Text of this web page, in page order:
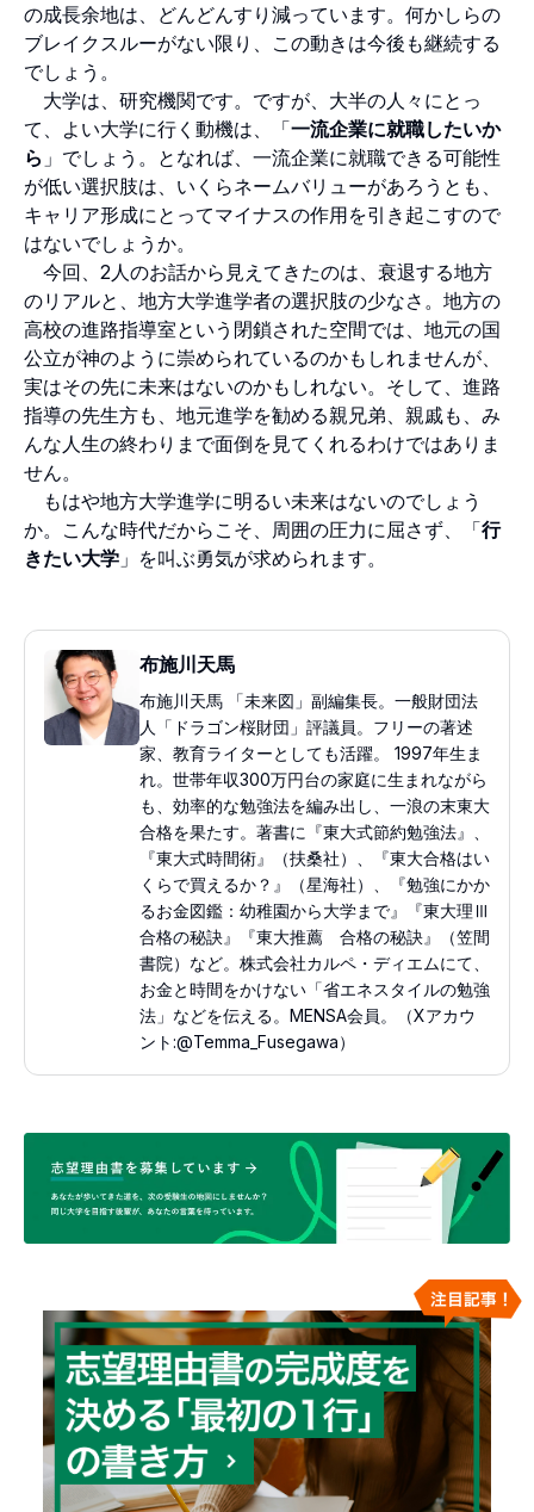
の成長余地は、どんどんすり減っています。何かしらの
ブレイクスルーがない限り、この動きは今後も継続する
でしょう。
大学は、研究機関です。ですが、大半の人々にとっ
て、よい大学に行く動機は、「一流企業に就職したいか
ら 」でしょう。となれば、一流企業に就職できる可能性
が低い選択肢は、いくらネームバリューがあろうとも、
キャリア形成にとってマイナスの作用を引き起こすので
はないでしょうか。
今回、2人のお話から見えてきたのは、衰退する地方
のリアルと、地方大学進学者の選択肢の少なさ。地方の
高校の進路指導室という閉鎖された空間では、地元の国
公立が神のように崇められているのかもしれませんが、
実はその先に未来はないのかもしれない。そして、進路
指導の先生方も、地元進学を勧める親兄弟、親戚も、み
んな人生の終わりまで面倒を見てくれるわけではありま
せん。
もはや地方大学進学に明るい未来はないのでしょう
か。こんな時代だからこそ、周囲の圧力に屈さず、「行
きたい大学 」を叫ぶ勇気が求められます。
布施川天馬
布施川天馬 「未来図」副編集長。一般財団法
人「ドラゴン桜財団」評議員。フリーの著述
家、教育ライターとしても活躍。 1997年生ま
れ。世帯年収300万円台の家庭に生まれながら
も、効率的な勉強法を編み出し、一浪の末東大
合格を果たす。著書に『東大式節約勉強法』、
『東大式時間術』（扶桑社）、『東大合格はい
くらで買えるか？』（星海社）、『勉強にかか
るお金図鑑：幼稚園から大学まで』『東大理Ⅲ
合格の秘訣』『東大推薦 合格の秘訣』（笠間
書院）など。株式会社カルペ・ディエムにて、
お金と時間をかけない「省エネスタイルの勉強
法」などを伝える。MENSA会員。（Xアカウ
ント:@Temma_Fusegawa）